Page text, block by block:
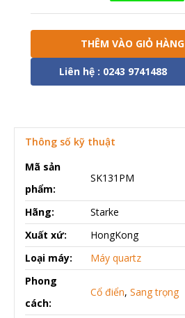
THÊM VÀO GIỎ HÀNG
Liên hệ : 0243 9741488
Thông số kỹ thuật
Mã sản
phẩm:
SK131PM
Hãng:
Starke
Xuất xứ:
HongKong
Loại máy:
Máy quartz
Phong
cách:
Cổ điển, Sang trọng